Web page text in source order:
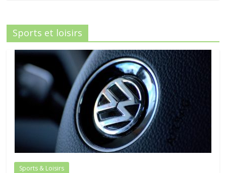
Sports et loisirs
Sports & Loisirs